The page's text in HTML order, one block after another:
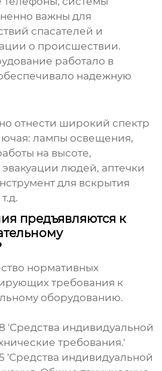
важны для
спасателей и
о происшествии.
работало в
надежную
отнести широкий спектр
лампы освещения,
на высоте,
людей, аптечки
для вскрытия
предъявляются к
нормативных
требования к
оборудованию.
'Средства индивидуальной
требования.'
'Средства индивидуальной